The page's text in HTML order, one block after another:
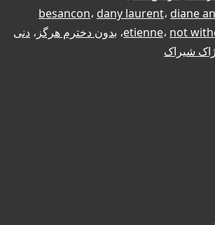
besancon، dany laurent، diane
etienne، not ، بدون دخترم هرگز ، دنی
ژاک شیراک